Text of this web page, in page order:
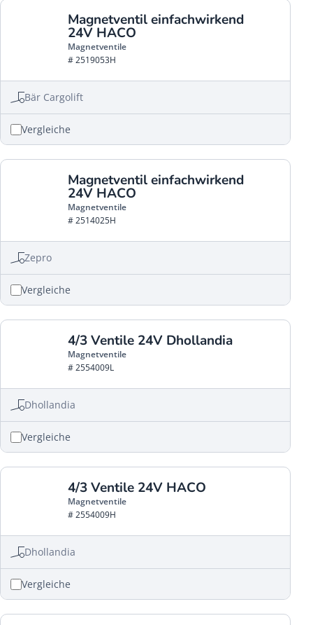
Magnetventil einfachwirkend
24V HACO
Magnetventile
# 2519053H
Bär Cargolift
Vergleiche
Magnetventil einfachwirkend
24V HACO
Magnetventile
# 2514025H
Zepro
Vergleiche
4/3 Ventile 24V Dhollandia
Magnetventile
# 2554009L
Dhollandia
Vergleiche
4/3 Ventile 24V HACO
Magnetventile
# 2554009H
Dhollandia
Vergleiche